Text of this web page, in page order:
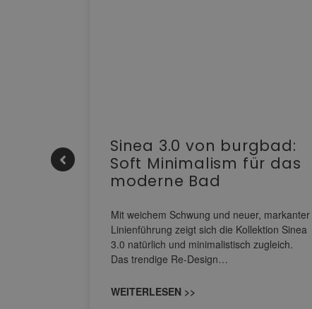
Sinea 3.0 von burgbad:
Soft Minimalism für das
moderne Bad
Mit weichem Schwung und neuer, markanter
Linienführung zeigt sich die Kollektion Sinea
3.0 natürlich und minimalistisch zugleich.
Das trendige Re-Design…
WEITERLESEN >>